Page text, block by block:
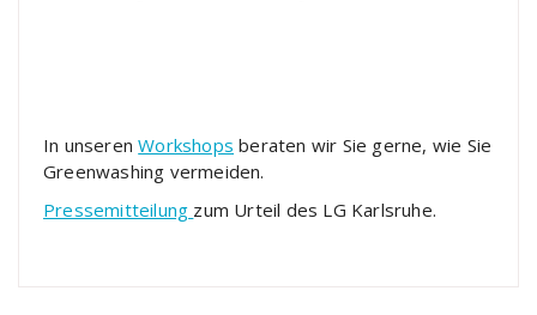
In unserenWorkshops beraten wir Sie gerne, wie Sie
Greenwashing vermeiden.
Pressemitteilung zum Urteil des LG Karlsruhe.